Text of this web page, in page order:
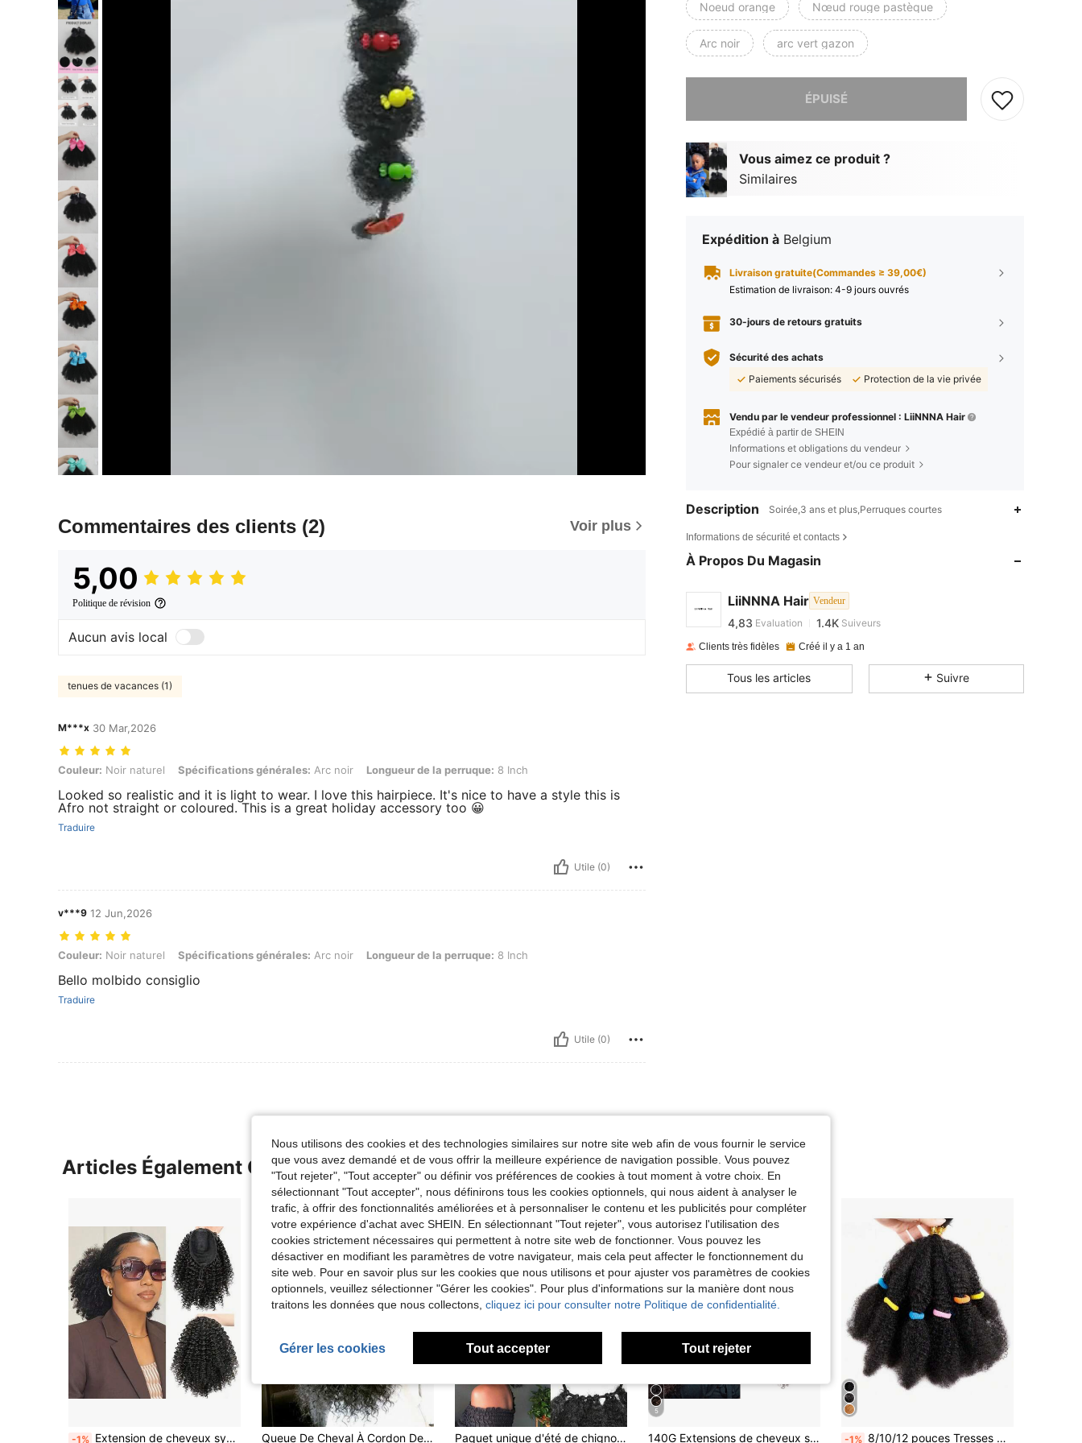
Commentaires des clients (2) Voir plus
5,00
Politique de révision
Aucun avis local
tenues de vacances (1)
M***x 30 Mar,2026
Couleur: Noir naturel, Spécifications générales: Arc noir, Longueur de la perruque: 8 Inch
Couleur: Noir naturel Spécifications générales: Arc noir Longueur de la perruque: 8 Inch
Looked so realistic and it is light to wear. I love this hairpiece. It's nice to have a style this is
Afro not straight or coloured. This is a great holiday accessory too 😀
Traduire
Utile (0)
v***9 12 Jun,2026
Couleur: Noir naturel, Spécifications générales: Arc noir, Longueur de la perruque: 8 Inch
Couleur: Noir naturel Spécifications générales: Arc noir Longueur de la perruque: 8 Inch
Bello molbido consiglio
Traduire
Utile (0)
Noeud orange Nœud rouge pastèque
Arc noir arc vert gazon
ÉPUISÉ
Vous aimez ce produit ?
Similaires
Expédition à Belgium
Livraison gratuite(Commandes ≥ 39,00€)
Estimation de livraison: 4-9 jours ouvrés
30-jours de retours gratuits
Sécurité des achats
Paiements sécurisés
Protection de la vie privée
Vendu par le vendeur professionnel : LiiNNNA Hair
Expédié à partir de SHEIN
Informations et obligations du vendeur
Pour signaler ce vendeur et/ou ce produit
Description Soirée,3 ans et plus,Perruques courtes
Informations de sécurité et contacts
À Propos Du Magasin
LiiNNNA Hair Vendeur
4,83 Evaluation 1.4K Suiveurs
Clients très fidèles Créé il y a 1 an
Tous les articles Suivre
Articles Également Consultés
-1% Extension de cheveux synthétiques frisés en queue de cheval 10 pouces court bouclé kinky avec cordon pour femmes pour un port quotidien, queue de cheval synthétique frisée postiche Queue De Cheval À Cordon De Serrage En Cheveux Synthétiques Résistants À La Chaleur, Bouclée Profonde, Minuterie, Extension Afro-kinky Pour Femmes Paquet unique d'été de chignon synthétique africain, style de cheveux bouclés africains, extensions de cheveux synthétiques courts en queue de cheval (noir, 8-10 pouces)
5
140G Extensions de cheveux synthétiques boucles Jerry marron foncé (2# 24 pouces) (7 pièces/paquet) -1% 8/10/12 pouces Tresses Marley douces et moelleuses, tresses africaines bouclées au crochet, tresses Marley synthétiques, cheveux de tressage au crochet en vrac, tresses courtes, tresses Marley, convenant aux femmes africaines, édition du Nouvel An
#2 BEST-SELLERS
Nous utilisons des cookies et des technologies similaires sur notre site web afin de vous fournir le service
que vous avez demandé et de vous offrir la meilleure expérience de navigation possible. Vous pouvez
"Tout rejeter", "Tout accepter" ou définir vos préférences de cookies à tout moment à votre choix. En
sélectionnant "Tout accepter", nous définirons tous les cookies optionnels, qui nous aident à analyser le
trafic, à offrir des fonctionnalités améliorées et à personnaliser le contenu et les publicités pour compléter
votre expérience d'achat avec SHEIN. En sélectionnant "Tout rejeter", vous autorisez l'utilisation des
cookies strictement nécessaires qui permettent à notre site web de fonctionner. Vous pouvez les
désactiver en modifiant les paramètres de votre navigateur, mais cela peut affecter le fonctionnement du
site web. Pour en savoir plus sur les cookies que nous utilisons et pour ajuster vos paramètres de cookies
optionnels, veuillez sélectionner "Gérer les cookies". Pour plus d'informations sur la manière dont nous
traitons les données que nous collectons, cliquez ici pour consulter notre Politique de confidentialité.
Gérer les cookies Tout accepter Tout rejeter